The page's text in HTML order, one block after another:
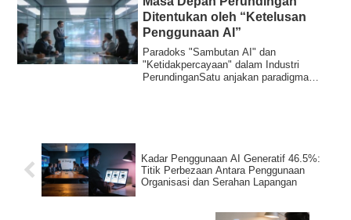
Ditentukan oleh “Ketelusan
Penggunaan AI”
Paradoks "Sambutan AI" dan
"Ketidakpercayaan" dalam Industri
PerundinganSatu anjakan paradigma
Kadar Penggunaan AI Generatif 46.5%:
Titik Perbezaan Antara Penggunaan
Organisasi dan Serahan Lapangan